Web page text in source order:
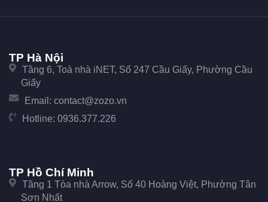
TP Hà Nội
Tầng 6, Toà nhà iNET, Số 247 Cầu Giấy, Phường Cầu
Giấy
Email: contact@zozo.vn
Hotline: 0936.377.226
TP Hồ Chí Minh
Tầng 1 Tòa nhà Arrow, Số 40 Hoàng Việt, Phường Tân
Sơn Nhất